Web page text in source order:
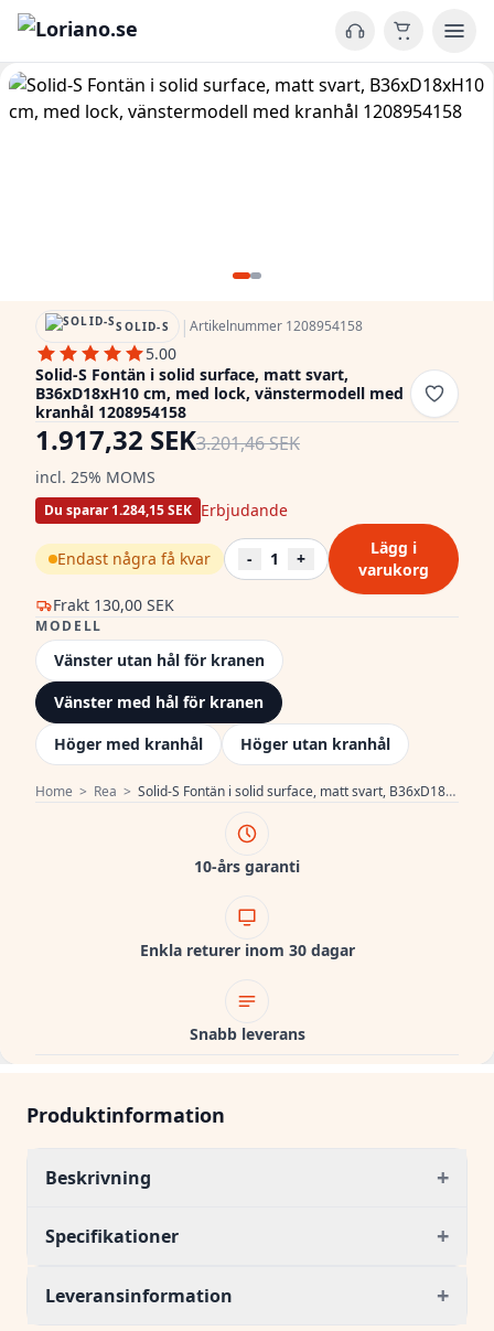
Home > Rea > Solid-S Fontän i solid surface, matt svart, B36xD18xH10 cm, med lock, vänstermodell med kranhål 1208954158
SOLID-S | Artikelnummer 1208954158
5.00
Solid-S Fontän i solid surface, matt svart,
B36xD18xH10 cm, med lock, vänstermodell med
kranhål 1208954158
1.917,32 SEK3.201,46 SEK
incl. 25% MOMS
Du sparar 1.284,15 SEK Erbjudande
Frakt 130,00 SEK
Endast några få kvar - 1 +
Lägg i
varukorg
MODELL
Vänster utan hål för kranen
Vänster med hål för kranen
Höger med kranhål
Höger utan kranhål
10-års garanti
Enkla returer inom 30 dagar
Snabb leverans
Produktinformation
Beskrivning +
Specifikationer +
Leveransinformation +